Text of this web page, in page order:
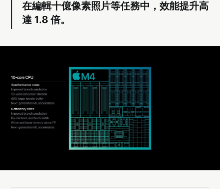
在編輯十億像素照片等任務中，效能提升高
達 1.8 倍。